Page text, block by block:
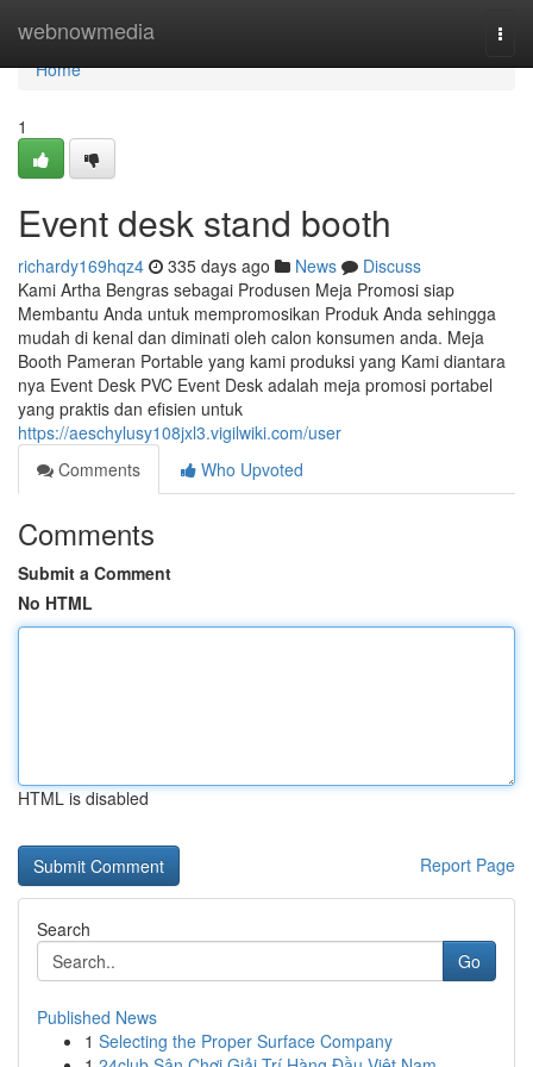
webnowmedia
Home
Home
1
Event desk stand booth
richardy169hqz4 335 days ago News
Discuss
Kami Artha Bengras sebagai Produsen Meja Promosi siap
Membantu Anda untuk mempromosikan Produk Anda sehingga
mudah di kenal dan diminati oleh calon konsumen anda. Meja
Booth Pameran Portable yang kami produksi yang Kami diantara
nya Event Desk PVC Event Desk adalah meja promosi portabel
yang praktis dan efisien untuk
https://aeschylusy108jxl3.vigilwiki.com/user
Comments
Who Upvoted
Comments
Submit a Comment
No HTML
HTML is disabled
Report Page
Search
Go
Published News
1 Selecting the Proper Surface Company